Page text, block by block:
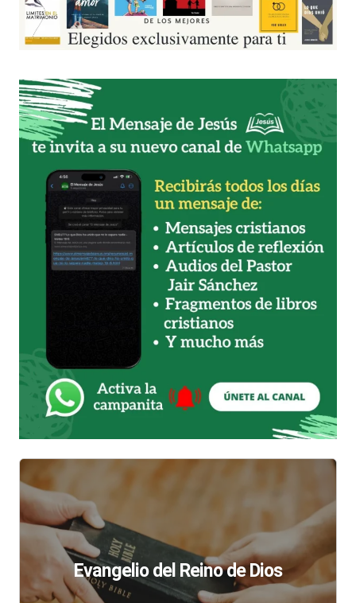
Evangelio del Reino de Dios